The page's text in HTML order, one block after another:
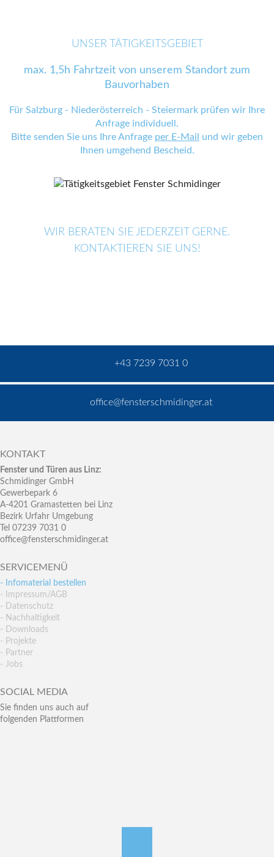
UNSER TÄTIGKEITSGEBIET
max. 1,5h Fahrtzeit von unserem Standort zum
Bauvorhaben
Für Salzburg - Niederösterreich - Steiermark prüfen wir Ihre
Anfrage individuell.
Bitte senden Sie uns Ihre Anfrage per E-Mail
und wir geben
Ihnen umgehend Bescheid.
WIR BERATEN SIE JEDERZEIT GERNE.
KONTAKTIEREN SIE UNS!
+43 7239 7031 0
office@fensterschmidinger.at
KONTAKT
Fenster und Türen aus Linz:
Schmidinger GmbH
Gewerbepark 6
A-4201 Gramastetten bei Linz
Bezirk Urfahr Umgebung
Tel 07239 7031 0
office@fensterschmidinger.at
SERVICEMENÜ
- Infomaterial bestellen
- Impressum/AGB
- Datenschutz
- Nachhaltigkeit
- Downloads
- Projekte
- Partner
- Jobs
SOCIAL MEDIA
Sie finden uns auch auf
folgenden Plattformen